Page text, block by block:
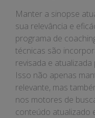
Manter a sinopse
sua relevância e
programa de
técnicas são
revisada e
Isso não apenas
relevante, mas
nos motores de
conteúdo atualizado